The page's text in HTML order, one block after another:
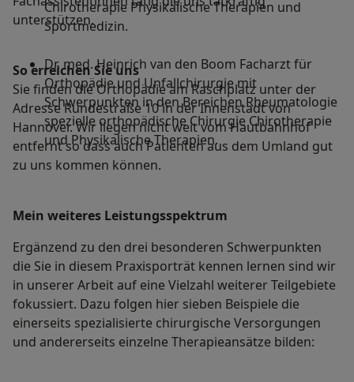
Chirotherapie Physikalische Therapien und
Sportmedizin.
Dr. med. Heinrich van den Boom Facharzt für
Orthopädie und Unfallchirurgie mit
Schwerpunkten in den Bereichen Rheumatologie
spezielle orthopädische Chirurgie Chirotherapie
und Physikalische Therapien.
unterstützen.
So erreichen Sie uns
Sie finden die Orthopädie am Raschplatz unter der
Adresse Rundestraße 10 in der Innenstadt von
Hannover. Wir liegen nicht weit vom Hautbahnhof
entfernt so dass auch Patienten aus dem Umland gut
zu uns kommen können.
Mein weiteres Leistungs­spektrum
Ergänzend zu den drei besonderen Schwerpunkten
die Sie in diesem Praxisporträt kennen lernen sind wir
in unserer Arbeit auf eine Vielzahl weiterer Teilgebiete
fokussiert. Dazu folgen hier sieben Beispiele die
einerseits spezialisierte chirurgische Versorgungen
und andererseits einzelne Therapieansätze bilden: